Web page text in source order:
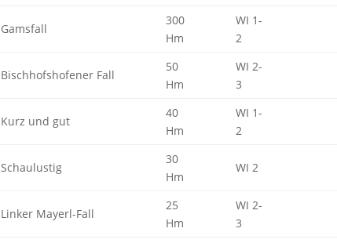
Gamsfall
300
Hm
WI 1-
2
Bischhofshofener Fall
50
Hm
WI 2-
3
Kurz und gut
40
Hm
WI 1-
2
Schaulustig
30
Hm
WI 2
Linker Mayerl-Fall
25
Hm
WI 2-
3